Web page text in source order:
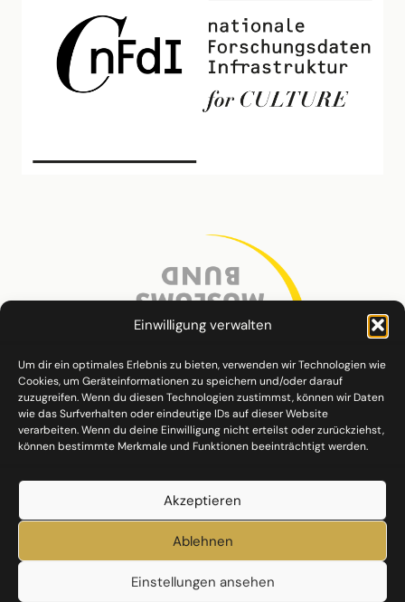
Einwilligung verwalten
Um dir ein optimales Erlebnis zu bieten, verwenden wir Technologien wie
Cookies, um Geräteinformationen zu speichern und/oder darauf
zuzugreifen. Wenn du diesen Technologien zustimmst, können wir Daten
wie das Surfverhalten oder eindeutige IDs auf dieser Website
verarbeiten. Wenn du deine Einwilligung nicht erteilst oder zurückziehst,
können bestimmte Merkmale und Funktionen beeinträchtigt werden.
Akzeptieren
Ablehnen
Einstellungen ansehen